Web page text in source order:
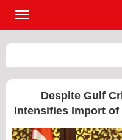
Despite Gulf
Intensifies Import of